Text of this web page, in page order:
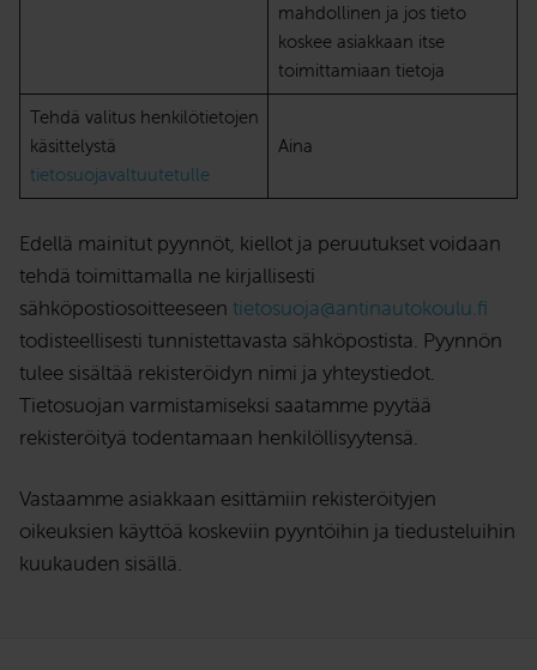
mahdollinen ja jos tieto
koskee asiakkaan itse
toimittamiaan tietoja
Tehdä valitus henkilötietojen
käsittelystä
tietosuojavaltuutetulle
Aina
Edellä mainitut pyynnöt, kiellot ja peruutukset voidaan
tehdä toimittamalla ne kirjallisesti
sähköpostiosoitteeseen tietosuoja@antinautokoulu.fi
todisteellisesti tunnistettavasta sähköpostista. Pyynnön
tulee sisältää rekisteröidyn nimi ja yhteystiedot.
Tietosuojan varmistamiseksi saatamme pyytää
rekisteröityä todentamaan henkilöllisyytensä.
Vastaamme asiakkaan esittämiin rekisteröityjen
oikeuksien käyttöä koskeviin pyyntöihin ja tiedusteluihin
kuukauden sisällä.